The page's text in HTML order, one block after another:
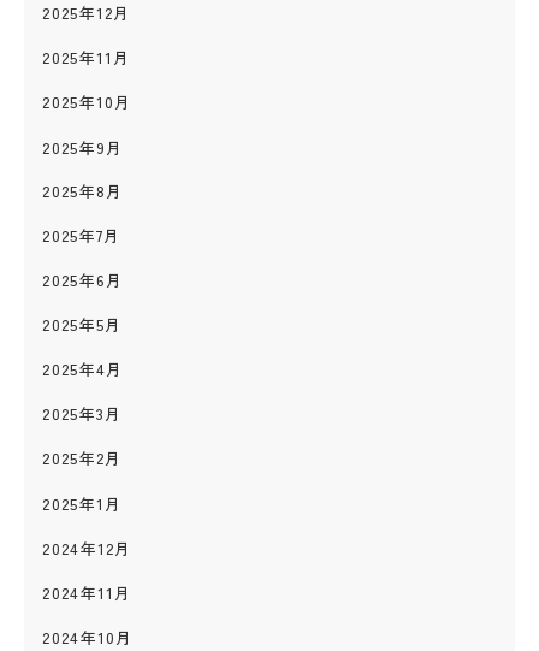
2025年12月
2025年11月
2025年10月
2025年9月
2025年8月
2025年7月
2025年6月
2025年5月
2025年4月
2025年3月
2025年2月
2025年1月
2024年12月
2024年11月
2024年10月